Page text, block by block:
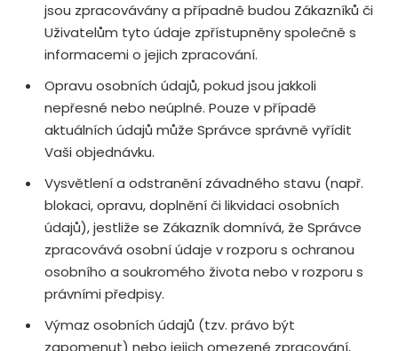
jsou zpracovávány a případně budou Zákazníků či
Uživatelům tyto údaje zpřístupněny společně s
informacemi o jejich zpracování.
Opravu osobních údajů, pokud jsou jakkoli
nepřesné nebo neúplné. Pouze v případě
aktuálních údajů může Správce správně vyřídit
Vaši objednávku.
Vysvětlení a odstranění závadného stavu (např.
blokaci, opravu, doplnění či likvidaci osobních
údajů), jestliže se Zákazník domnívá, že Správce
zpracovává osobní údaje v rozporu s ochranou
osobního a soukromého života nebo v rozporu s
právními předpisy.
Výmaz osobních údajů (tzv. právo být
zapomenut) nebo jejich omezené zpracování,